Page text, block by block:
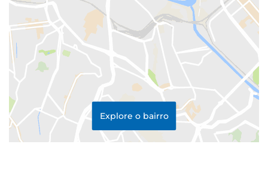
Explore o bairro